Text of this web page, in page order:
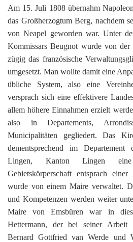
Am 15. Juli 1808 übernahm
das Großherzogtum Berg, nachdem
von Neapel geworden war. Unter
Kommissars Beugnot wurde von der
zügig das französische
umgesetzt. Man wollte damit eine
übliche System, also eine
versprach sich eine effektivere
allem höhere Einnahmen erzielt
also in Departements,
Municipalitäten gegliedert. Das
dementsprechend im Departement
Lingen, Kanton Lingen
Gebietskörperschaft entsprach
wurde von einem Maire verwaltet.
und Kompetenzen werden weiter
Maire von Emsbüren war in
Hettermann, der bei seiner Arbeit
Bernard Gottfried van Werde und